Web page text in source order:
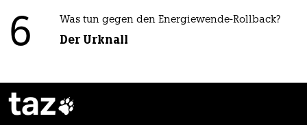
6 Was tun gegen den Energiewende-Rollback?
Der Urknall
taz